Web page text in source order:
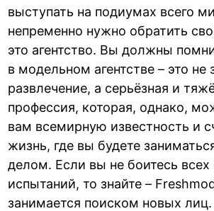
выступать на подиумах всего
непременно нужно обратить
это агентство. Вы должны
в модельном агентстве – это не
развлечение, а серьёзная и
профессия, которая, однако,
вам всемирную известность и
жизнь, где вы будете
делом. Если вы не боитесь всех
испытаний, то знайте –
занимается поиском новых